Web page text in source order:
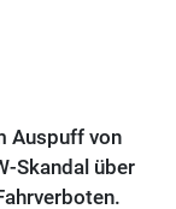
Auspuff von
Skandal über